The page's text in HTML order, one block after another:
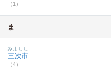
（1）
ま
三次市
（4）
みよしし